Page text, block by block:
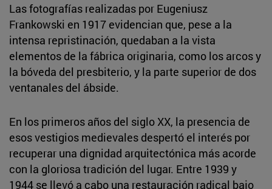
Las fotografías realizadas por Eugeniusz
Frankowski en 1917 evidencian que, pese a la
intensa repristinación, quedaban a la vista
elementos de la fábrica originaria, como los arcos y
la bóveda del presbiterio, y la parte superior de dos
ventanales del ábside.
En los primeros años del siglo XX, la presencia de
esos vestigios medievales despertó el interés por
recuperar una dignidad arquitectónica más acorde
con la gloriosa tradición del lugar. Entre 1939 y
1944 se llevó a cabo una restauración radical bajo